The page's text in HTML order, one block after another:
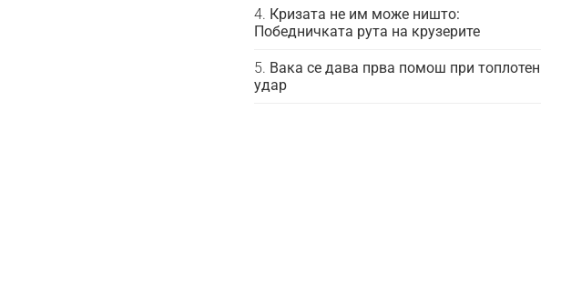
Кризата не им може ништо:
Победничката рута на крузерите
Вака се дава прва помош при топлотен
удар